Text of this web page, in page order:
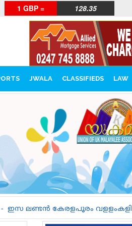
1 GBP = 128.35
JWALA CLASSIFIEDS LAW
2026 മൂന്ന്, നാല്